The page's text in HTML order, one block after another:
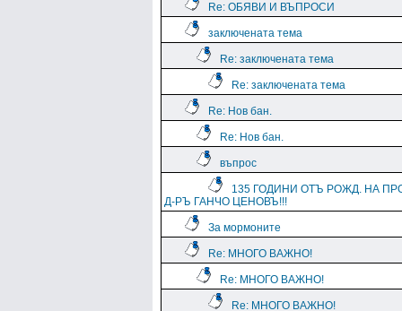
Re: ОБЯВИ И ВЪПРОСИ
заключената тема
Re: заключената тема
Re: заключената тема
Re: Нов бан.
Re: Нов бан.
въпрос
135 ГОДИНИ ОТЪ РОЖД. НА
Д-РЪ ГАНЧО ЦЕНОВЪ!!!
За мормоните
Re: МНОГО ВАЖНО!
Re: МНОГО ВАЖНО!
Re: МНОГО ВАЖНО!